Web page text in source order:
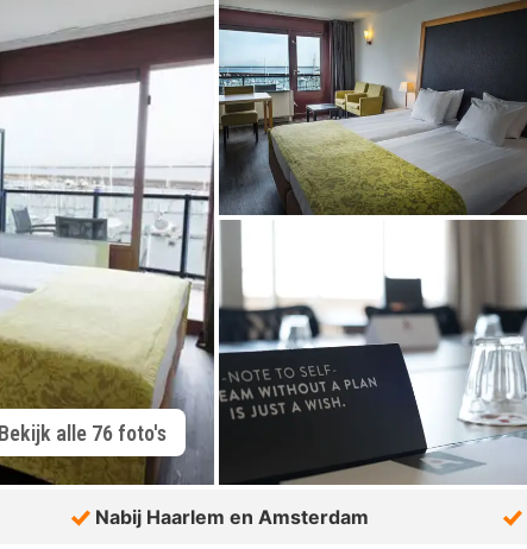
Bekijk alle 76 foto's
Nabij Haarlem en Amsterdam